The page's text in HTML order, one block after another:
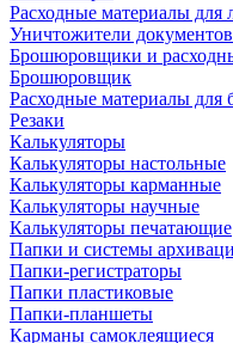
Расходные материалы для
Уничтожители
Брошюровщики и
Брошюровщик
Расходные материалы
Резаки
Калькуляторы
Калькуляторы настольные
Калькуляторы карманные
Калькуляторы научные
Калькуляторы печатающие
Папки и системы
Папки-регистраторы
Папки пластиковые
Папки-планшеты
Карманы самоклеящиеся